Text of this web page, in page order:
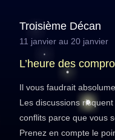
Troisième Décan
11 janvier au 20 janvier
L’heure des
Il vous faudrait
Les discussions
conflits parce que vous
Prenez en compte le